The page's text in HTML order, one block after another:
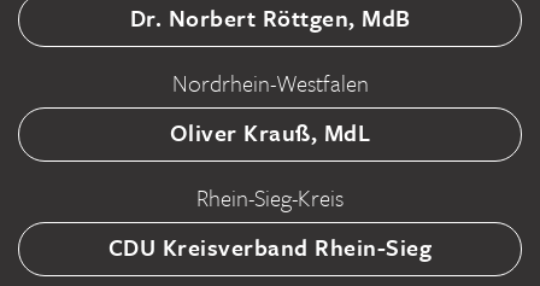
Dr. Norbert Röttgen, MdB
Nordrhein-Westfalen
Oliver Krauß, MdL
Rhein-Sieg-Kreis
CDU Kreisverband Rhein-Sieg